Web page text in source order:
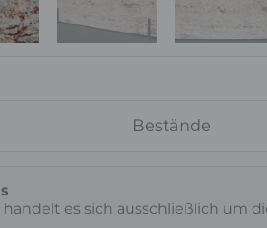
Bestände
handelt es sich ausschließlich um